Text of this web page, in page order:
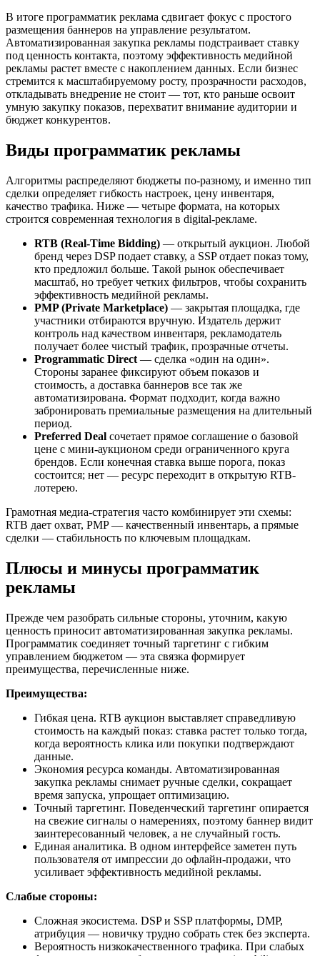
В итоге программатик реклама сдвигает фокус с простого
размещения баннеров на управление результатом.
Автоматизированная закупка рекламы подстраивает ставку
под ценность контакта, поэтому эффективность медийной
рекламы растет вместе с накоплением данных. Если бизнес
стремится к масштабируемому росту, прозрачности расходов,
откладывать внедрение не стоит — тот, кто раньше освоит
умную закупку показов, перехватит внимание аудитории и
бюджет конкурентов.
Виды программатик рекламы
Алгоритмы распределяют бюджеты по-разному, и именно тип
сделки определяет гибкость настроек, цену инвентаря,
качество трафика. Ниже — четыре формата, на которых
строится современная технология в digital-рекламе.
RTB (Real-Time Bidding) — открытый аукцион. Любой
бренд через DSP подает ставку, а SSP отдает показ тому,
кто предложил больше. Такой рынок обеспечивает
масштаб, но требует четких фильтров, чтобы сохранить
эффективность медийной рекламы.
PMP (Private Marketplace) — закрытая площадка, где
участники отбираются вручную. Издатель держит
контроль над качеством инвентаря, рекламодатель
получает более чистый трафик, прозрачные отчеты.
Programmatic Direct — сделка «один на один».
Стороны заранее фиксируют объем показов и
стоимость, а доставка баннеров все так же
автоматизирована. Формат подходит, когда важно
забронировать премиальные размещения на длительный
период.
Preferred Deal сочетает прямое соглашение о базовой
цене с мини-аукционом среди ограниченного круга
брендов. Если конечная ставка выше порога, показ
состоится; нет — ресурс переходит в открытую RTB-
лотерею.
Грамотная медиа-стратегия часто комбинирует эти схемы:
RTB дает охват, PMP — качественный инвентарь, а прямые
сделки — стабильность по ключевым площадкам.
Плюсы и минусы программатик
рекламы
Прежде чем разобрать сильные стороны, уточним, какую
ценность приносит автоматизированная закупка рекламы.
Программатик соединяет точный таргетинг с гибким
управлением бюджетом — эта связка формирует
преимущества, перечисленные ниже.
Преимущества:
Гибкая цена. RTB аукцион выставляет справедливую
стоимость на каждый показ: ставка растет только тогда,
когда вероятность клика или покупки подтверждают
данные.
Экономия ресурса команды. Автоматизированная
закупка рекламы снимает ручные сделки, сокращает
время запуска, упрощает оптимизацию.
Точный таргетинг. Поведенческий таргетинг опирается
на свежие сигналы о намерениях, поэтому баннер видит
заинтересованный человек, а не случайный гость.
Единая аналитика. В одном интерфейсе заметен путь
пользователя от импрессии до офлайн-продажи, что
усиливает эффективность медийной рекламы.
Слабые стороны:
Сложная экосистема. DSP и SSP платформы, DMP,
атрибуция — новичку трудно собрать стек без эксперта.
Вероятность низкокачественного трафика. При слабых